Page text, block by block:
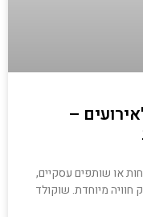
–
או שותפים עסקיים,
חוויה מיוחדת. שוקולד